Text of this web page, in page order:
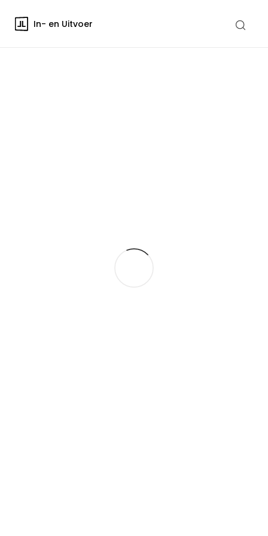
In- en Uitvoer